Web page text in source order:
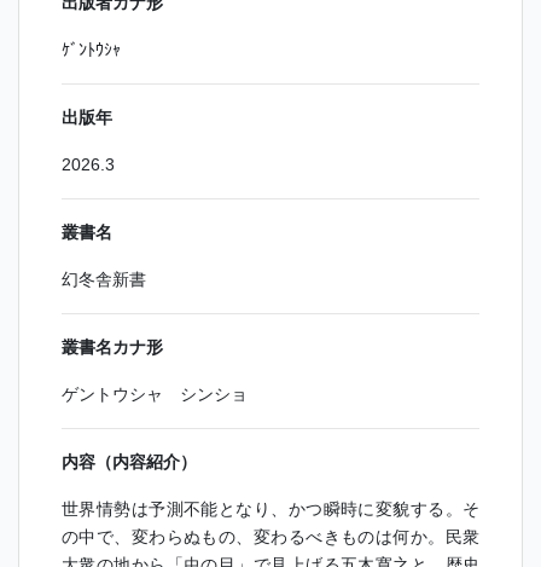
ｹﾞﾝﾄｳｼｬ
出版年
2026.3
叢書名
幻冬舎新書
叢書名カナ形
ゲントウシャ シンショ
内容（内容紹介）
世界情勢は予測不能となり、かつ瞬時に変貌する。そ
の中で、変わらぬもの、変わるべきものは何か。民衆